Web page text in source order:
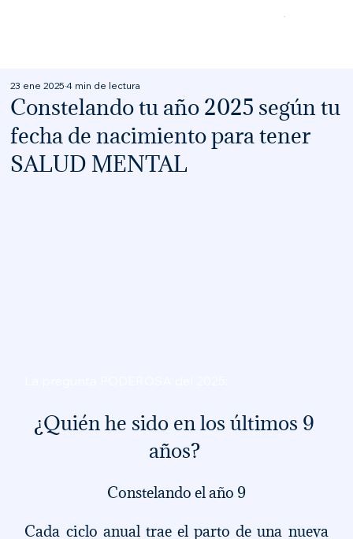
Constelando tu año 2025 según tu
fecha de nacimiento para tener
SALUD MENTAL
23 ene 20254 min de lectura
¿Quién he sido en los últimos 9
años?
Constelando el año 9
Cada ciclo anual trae el parto de una nueva